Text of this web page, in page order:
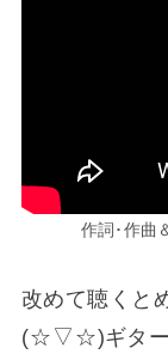
作詞･作曲
改めて聴くと
(⁠☆⁠▽⁠☆⁠)ギター